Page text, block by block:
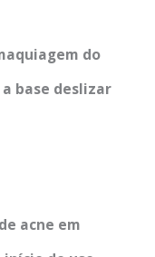
do
base deslizar
acne em